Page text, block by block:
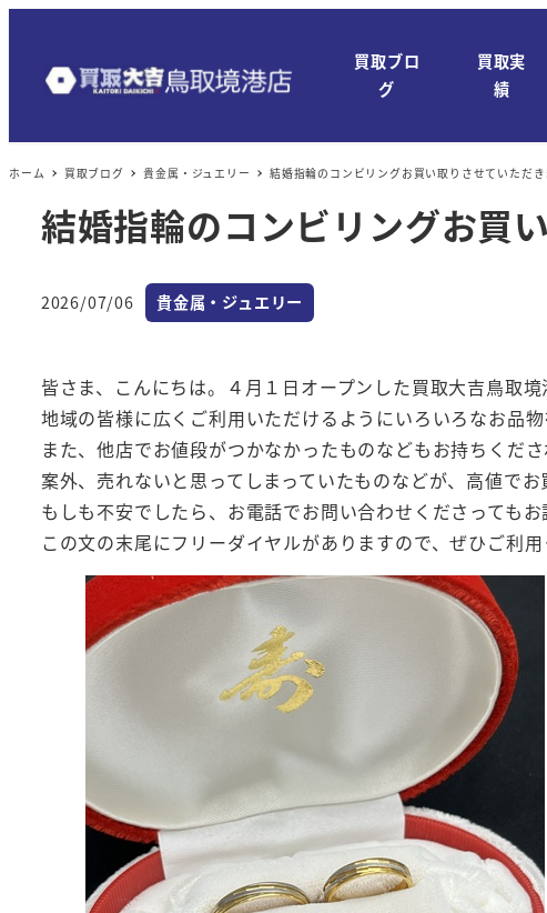
ン
テ
買取ブロ
グ
買取実
績
ホーム 買取ブログ 貴金属・ジュエリー 結婚指輪のコンビリングお買い取りさせていただき
結婚指輪のコンビリングお買
投稿日
2026/07/06 カテゴリー
貴金属・ジュエリー
皆さま、こんにちは。４月１日オープンした買取大吉鳥取境
地域の皆様に広くご利用いただけるようにいろいろなお品物
また、他店でお値段がつかなかったものなどもお持ちくださ
案外、売れないと思ってしまっていたものなどが、高値でお
もしも不安でしたら、お電話でお問い合わせくださってもお
この文の末尾にフリーダイヤルがありますので、ぜひご利用